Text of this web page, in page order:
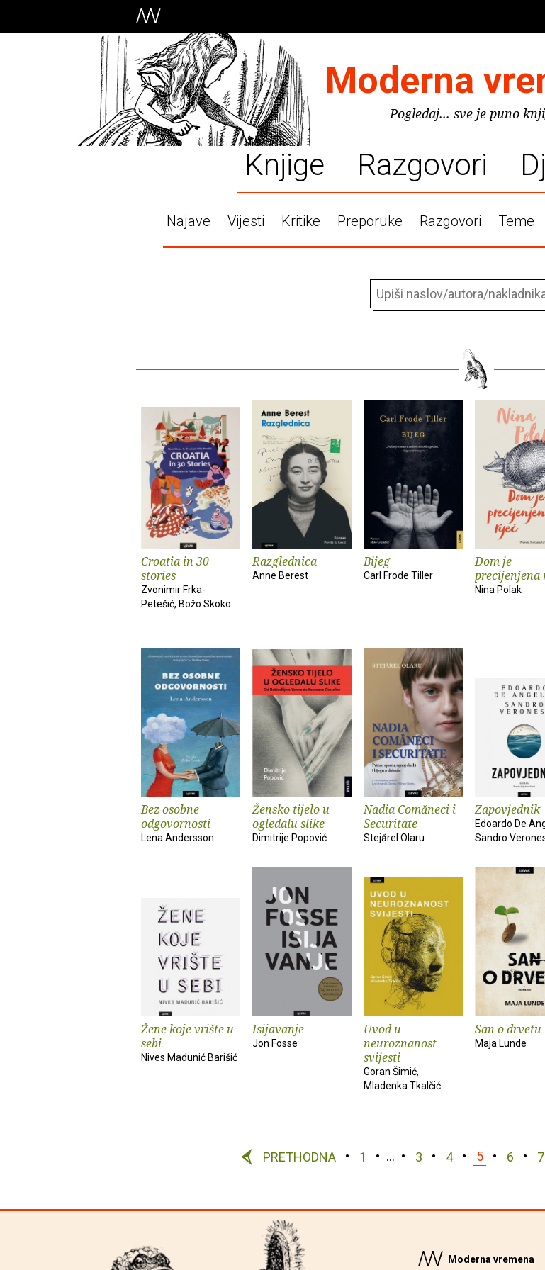
Moderna
Pogledaj... sve je puno
Knjige Razgovori
Najave Vijesti Kritike Preporuke Razgovori Teme
Croatia in 30
stories
Zvonimir Frka-
Petešić, Božo Skoko
Razglednica
Anne Berest
Bijeg
Carl Frode Tiller
Dom je
precijenjena
Nina Polak
Bez osobne
odgovornosti
Lena Andersson
Žensko tijelo u
ogledalu slike
Dimitrije Popović
Nadia Comăneci i
Securitate
Stejărel Olaru
Zapovjednik
Edoardo De
Sandro
Žene koje vrište u
sebi
Nives Madunić Barišić
Isijavanje
Jon Fosse
Uvod u
neuroznanost
svijesti
Goran Šimić,
Mladenka Tkalčić
San o drvetu
Maja Lunde
PRETHODNA 1 … 3 4 5 6 7
Moderna vremena